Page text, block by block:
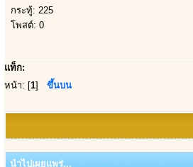
กระทู้: 225
โพสต์: 0
แท็ก:
หน้า: [1] ขึ้นบน
นำไปเผยแพร่...